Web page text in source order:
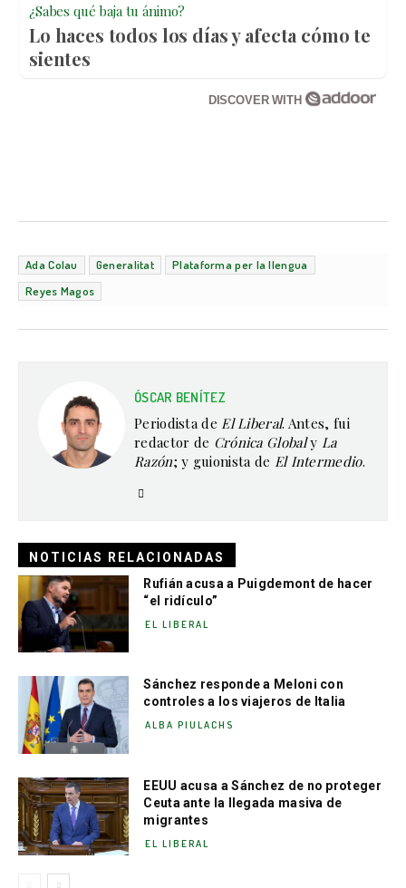
¿Sabes qué baja tu ánimo?
Lo haces todos los días y afecta cómo te
sientes
DISCOVER WITH
Ada Colau Generalitat
Plataforma per la llengua
Reyes Magos
ÓSCAR BENÍTEZ
Periodista de El Liberal. Antes, fui
redactor de Crónica Globaly La
Razón; y guionista de El Intermedio.
NOTICIAS RELACIONADAS
Rufián acusa a Puigdemont de hacer
“el ridículo”
EL LIBERAL
Sánchez responde a Meloni con
controles a los viajeros de Italia
ALBA PIULACHS
EEUU acusa a Sánchez de no proteger
Ceuta ante la llegada masiva de
migrantes
EL LIBERAL